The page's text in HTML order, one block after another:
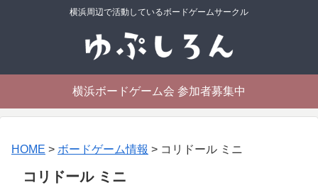
横浜周辺で活動しているボードゲームサークル
横浜ボードゲーム会 参加者募集中
HOME > ボードゲーム情報 > コリドール ミニ
コリドール ミニ